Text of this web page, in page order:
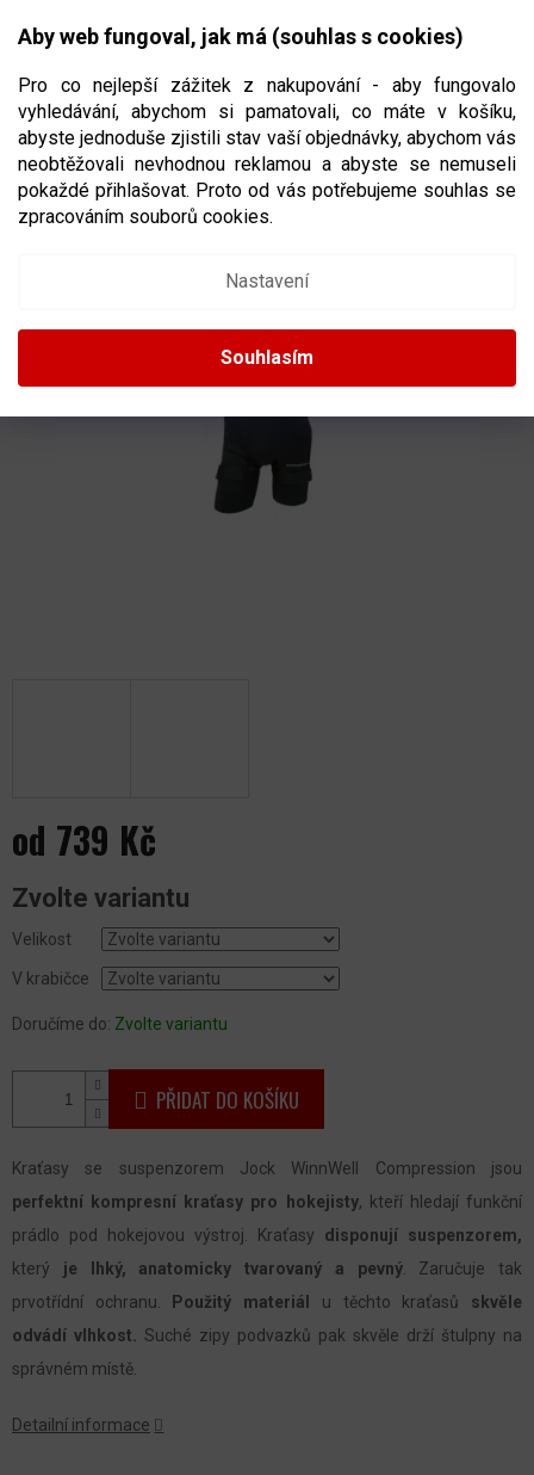
Aby web fungoval, jak má (souhlas s cookies)
Pro co nejlepší zážitek z nakupování - aby fungovalo
vyhledávání, abychom si pamatovali, co máte v košíku,
abyste jednoduše zjistili stav vaší objednávky, abychom vás
neobtěžovali nevhodnou reklamou a abyste se nemuseli
pokaždé přihlašovat. Proto od vás potřebujeme souhlas se
zpracováním souborů cookies.
Nastavení
Souhlasím
CZK
NÁKUPNÍ
KRAŤASY SE SUSPENZOREM WINNWELL
JOCK COMPRESSION SR
od 739 Kč
cena:
Zvolte variantu
Velikost
V krabičce
Doručíme do: Zvolte variantu
PŘIDAT DO KOŠÍKU
Kraťasy se suspenzorem Jock WinnWell Compression jsou
perfektní kompresní kraťasy pro hokejisty, kteří hledají funkční
prádlo pod hokejovou výstroj. Kraťasy disponují suspenzorem,
který je lhký, anatomicky tvarovaný a pevný. Zaručuje tak
prvotřídní ochranu.
Použitý materiál u těchto kraťasů skvěle
odvádí vlhkost.
Suché zipy podvazků pak skvěle drží štulpny na
správném místě.
Detailní informace